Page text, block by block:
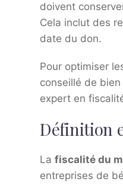
doivent
Cela inclut des
date du don.
Pour optimiser
conseillé de
expert en
Définition
La fiscalité du
entreprises de